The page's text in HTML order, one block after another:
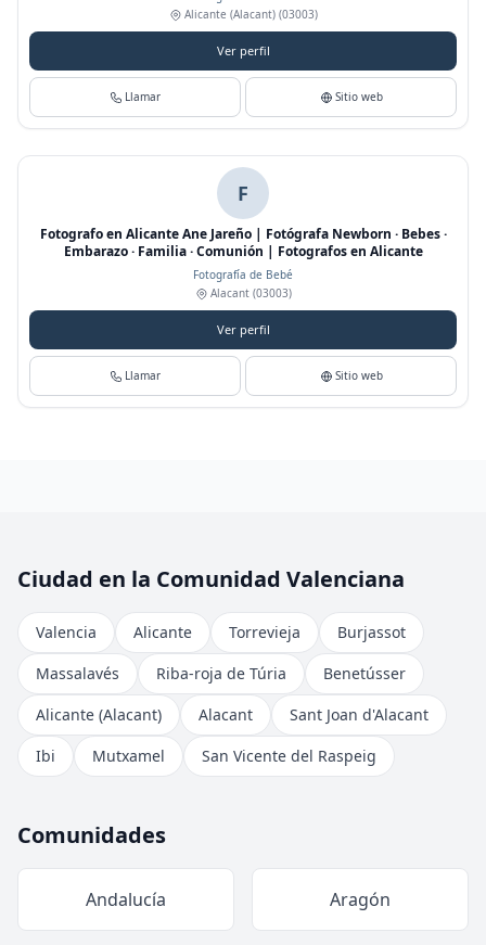
Alicante (Alacant)(03003)
Ver perfil
Llamar Sitio web
F
Fotografo en Alicante Ane Jareño | Fotógrafa Newborn · Bebes ·
Embarazo · Familia · Comunión | Fotografos en Alicante
Fotografía de Bebé
Alacant(03003)
Ver perfil
Llamar Sitio web
Ciudad en la Comunidad Valenciana
Valencia Alicante Torrevieja
Burjassot
Massalavés
Riba-roja de Túria
Benetússer
Alicante (Alacant)
Alacant
Sant Joan d'Alacant
Ibi
Mutxamel San Vicente del Raspeig
Comunidades
Andalucía Aragón